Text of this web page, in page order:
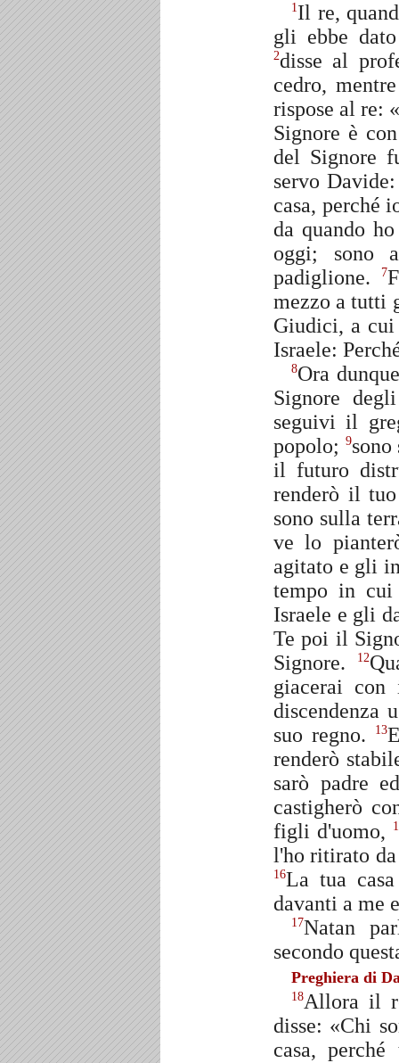
1Il re,
gli ebbe
2disse al
cedro,
rispose al re:
Signore è
del Signore
servo
casa, perché
da quando
oggi; sono
padiglione.
7
mezzo a tutti
Giudici, a cui
Israele:
8Ora
Signore
seguivi il
popolo; 9sono
il futuro
renderò il
sono sulla
ve lo
agitato e gli
tempo in
Israele e gli
Te poi il
Signore.
12
giacerai
discendenza
suo regno.
13
renderò
sarò padre
castigherò
figli d'uomo,
l'ho ritirato da
16La tua
davanti a me
17Natan
secondo
Preghiera di
18Allora il
disse: «Chi
casa,